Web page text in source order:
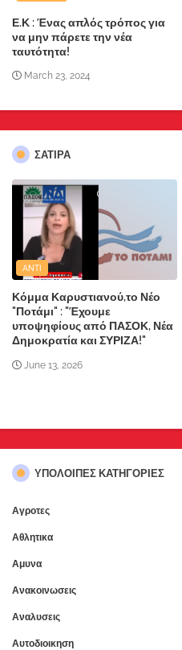
Ε.Κ : Ένας απλός τρόπος για
να μην πάρετε την νέα
ταυτότητα!
March 23, 2024
ΣΑΤΙΡΑ
ANTI
Κόμμα Καρυστιανού,το Νέο
"Ποτάμι" : "Έχουμε
υποψηφίους από ΠΑΣΟΚ, Νέα
Δημοκρατία και ΣΥΡΙΖΑ!"
June 13, 2026
ΥΠΌΛΟΙΠΕΣ ΚΑΤΗΓΟΡΊΕΣ
Αγροτες
Αθλητικα
Αμυνα
Ανακοινωσεις
Αναλυσεις
Αυτοδιοικηση